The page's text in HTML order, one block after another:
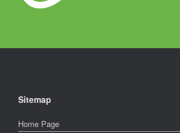
Sitemap
Home Page